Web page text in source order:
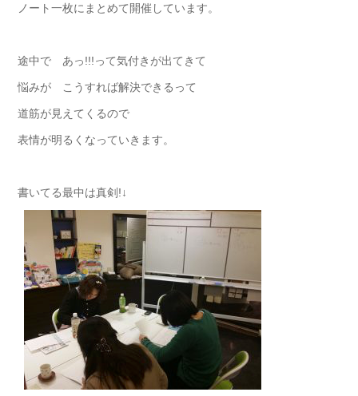
ノート一枚にまとめて開催しています。
途中で あっ!!!って気付きが出てきて
悩みが こうすれば解決できるって
道筋が見えてくるので
表情が明るくなっていきます。
書いてる最中は真剣!↓